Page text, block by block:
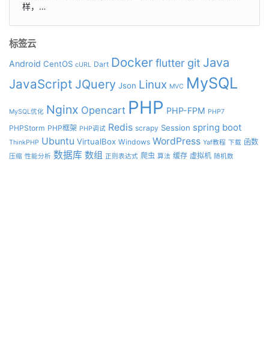
样，…
标签云
Android CentOS cURL Dart Dockerflutter git Java
JavaScript JQuery Json Linux MVC MySQL
MySQL优化 Nginx Opencart PHP PHP-FPM PHP7
PHPStorm PHP框架 PHP调试 Redis scrapy Session spring boot
ThinkPHP Ubuntu VirtualBox Windows WordPress Yaf教程 下载 函数
压缩 性能分析 数据库 数组 正则表达式 爬虫 算法 缓存 虚拟机 随机数